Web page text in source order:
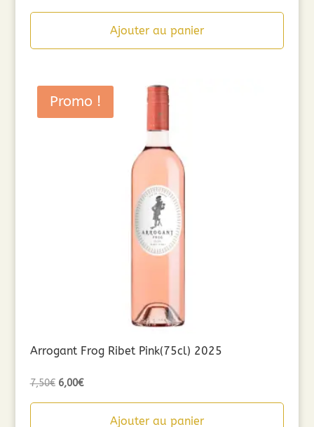
Ajouter au panier
Promo !
Arrogant Frog Ribet Pink(75cl) 2025
7,50€ Le
6,00€Le
Ajouter au panier